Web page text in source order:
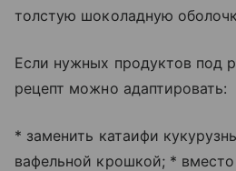
толстую шоколадную
Если нужных продуктов под
рецепт можно адаптировать:
* заменить катаифи
вафельной крошкой; *